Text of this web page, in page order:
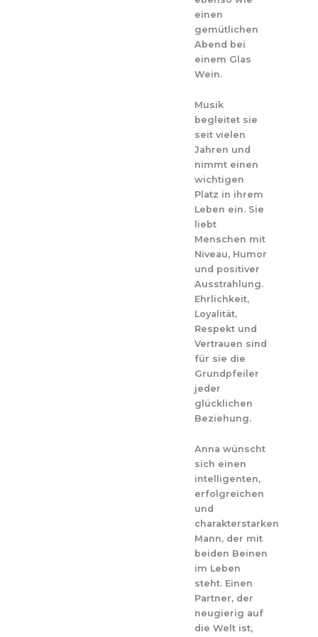
einen
gemütlichen
Abend bei
einem Glas
Wein.
Musik
begleitet sie
seit vielen
Jahren und
nimmt einen
wichtigen
Platz in ihrem
Leben ein. Sie
liebt
Menschen mit
Niveau, Humor
und positiver
Ausstrahlung.
Ehrlichkeit,
Loyalität,
Respekt und
Vertrauen sind
für sie die
Grundpfeiler
jeder
glücklichen
Beziehung.
Anna wünscht
sich einen
intelligenten,
erfolgreichen
und
charakterstarken
Mann, der mit
beiden Beinen
im Leben
steht. Einen
Partner, der
neugierig auf
die Welt ist,